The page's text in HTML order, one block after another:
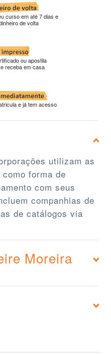
curso em até 7 dias e
de volta
ou apostila
receba em casa
e já tem acesso
utilizam as
forma de
com seus
companhias de
de catálogos via
Moreira